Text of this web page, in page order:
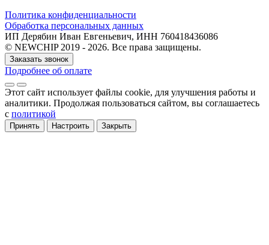
Политика конфиденциальности
Обработка персональных данных
ИП Дерябин Иван Евгеньевич, ИНН 760418436086
© NEWCHIP 2019 - 2026. Все права защищены.
Заказать звонок
Подробнее об оплате
Этот сайт использует файлы cookie, для улучшения работы и
аналитики. Продолжая пользоваться сайтом, вы соглашаетесь
с политикой
Принять Настроить Закрыть